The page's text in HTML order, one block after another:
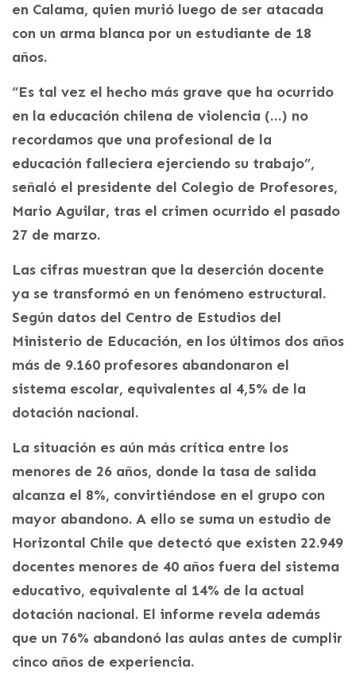
en Calama, quien murió luego de ser atacada
con un arma blanca por un estudiante de 18
años.
“Es tal vez el hecho más grave que ha ocurrido
en la educación chilena de violencia (…) no
recordamos que una profesional de la
educación falleciera ejerciendo su trabajo”,
señaló el presidente del Colegio de Profesores,
Mario Aguilar, tras el crimen ocurrido el pasado
27 de marzo.
Las cifras muestran que la deserción docente
ya se transformó en un fenómeno estructural.
Según datos del Centro de Estudios del
Ministerio de Educación, en los últimos dos años
más de 9.160 profesores abandonaron el
sistema escolar, equivalentes al 4,5% de la
dotación nacional.
La situación es aún más crítica entre los
menores de 26 años, donde la tasa de salida
alcanza el 8%, convirtiéndose en el grupo con
mayor abandono. A ello se suma un estudio de
Horizontal Chile que detectó que existen 22.949
docentes menores de 40 años fuera del sistema
educativo, equivalente al 14% de la actual
dotación nacional. El informe revela además
que un 76% abandonó las aulas antes de cumplir
cinco años de experiencia.